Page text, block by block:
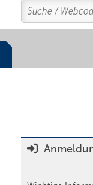
Search
Suchen